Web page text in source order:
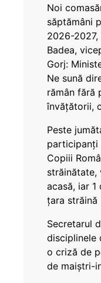
Noi
săptămâni
2026-2027,
Badea,
Gorj:
Ne sună
rămân fără
învățătorii,
Peste
participanți
Copiii
străinătate,
acasă, iar
țara străină
Secretarul
disciplinele
o criză de
de maiștri-